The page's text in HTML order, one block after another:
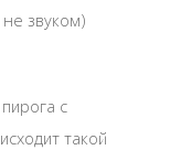
звуком)
с
такой